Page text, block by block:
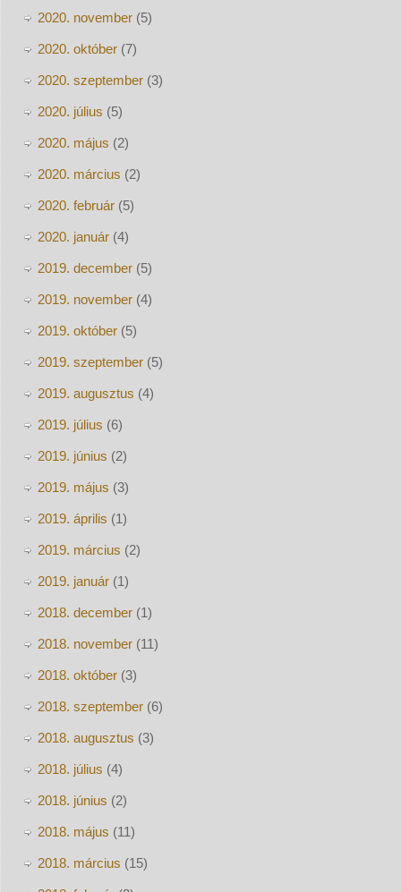
2020. november(5)
2020. október(7)
2020. szeptember(3)
2020. július (5)
2020. május (2)
2020. március (2)
2020. február(5)
2020. január(4)
2019. december(5)
2019. november(4)
2019. október(5)
2019. szeptember(5)
2019. augusztus (4)
2019. július (6)
2019. június (2)
2019. május (3)
2019. április (1)
2019. március (2)
2019. január(1)
2018. december(1)
2018. november(11)
2018. október(3)
2018. szeptember(6)
2018. augusztus (3)
2018. július (4)
2018. június (2)
2018. május (11)
2018. március (15)